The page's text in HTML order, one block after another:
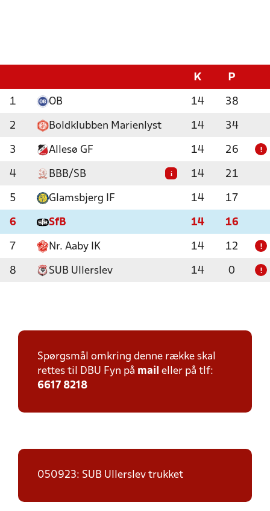
K P
1 OB 14 38
2 Boldklubben Marienlyst 14 34
3 Allesø GF 14 26 !
4 BBB/SB i 14 21
5 Glamsbjerg IF 14 17
6 SfB 14 16
7 Nr. Aaby IK 14 12 !
8 SUB Ullerslev 14 0 !
Spørgsmål omkring denne række skal
rettes til DBU Fyn på mail eller på tlf:
6617 8218
050923: SUB Ullerslev trukket